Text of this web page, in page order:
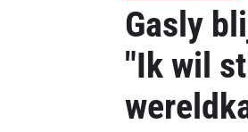
Gasly
"Ik wil